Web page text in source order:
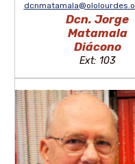
Dcn. Jorge
Matamala
Diácono
Ext: 103